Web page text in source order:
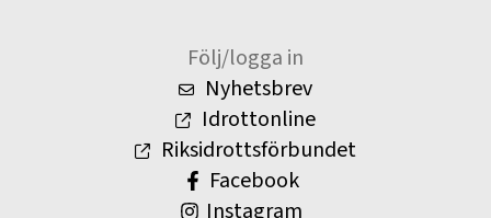
Följ/logga in
Nyhetsbrev
Idrottonline
Riksidrottsförbundet
Facebook
Instagram